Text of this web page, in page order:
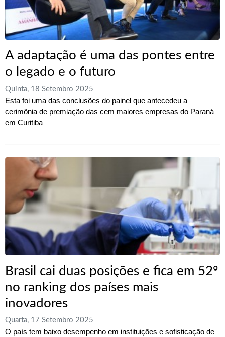
A adaptação é uma das pontes entre
o legado e o futuro
Quinta, 18 Setembro 2025
Esta foi uma das conclusões do painel que antecedeu a
cerimônia de premiação das cem maiores empresas do Paraná
em Curitiba
Brasil cai duas posições e fica em 52º
no ranking dos países mais
inovadores
Quarta, 17 Setembro 2025
O país tem baixo desempenho em instituições e sofisticação de